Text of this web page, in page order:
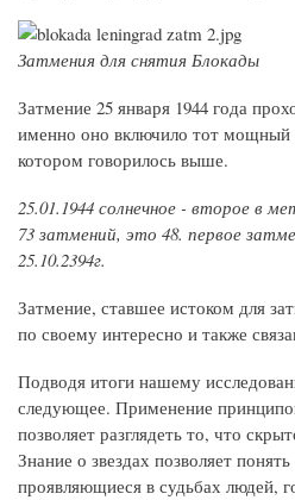
Затмения для снятия Блокады
Затмение 25 января 1944 года
именно оно включило тот мощный
котором говорилось выше.
25.01.1944 солнечное - второе в
73 затмений, это 48. первое
25.10.2394г.
Затмение, ставшее истоком для
по своему интересно и также
Подводя итоги нашему
следующее. Применение
позволяет разглядеть то, что
Знание о звездах позволяет
проявляющиеся в судьбах людей,